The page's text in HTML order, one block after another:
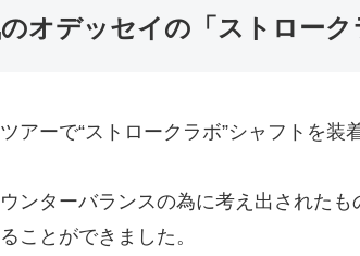
オデッセイの「ストロー
アーで“ストロークラボ”シャフトを装
ンターバランスの為に考え出されたも
ことができました。